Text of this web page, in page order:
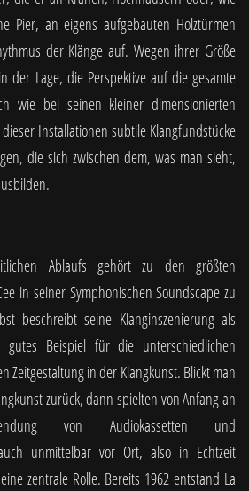
Pier, an eigens aufgebauten Holztürmen
der Klänge auf. Wegen ihrer Größe
der Lage, die Perspektive auf die gesamte
wie bei seinen kleiner dimensionierten
Installationen subtile Klangfundstücke
die sich zwischen dem, was man sieht,
Ablaufs gehört zu den größten
in seiner Symphonischen Soundscape zu
beschreibt seine Klanginszenierung als
gutes Beispiel für die unterschiedlichen
Zeitgestaltung in der Klangkunst. Blickt man
zurück, dann spielten von Anfang an
von Audiokassetten und
unmittelbar vor Ort, also in Echtzeit
zentrale Rolle. Bereits 1962 entstand La